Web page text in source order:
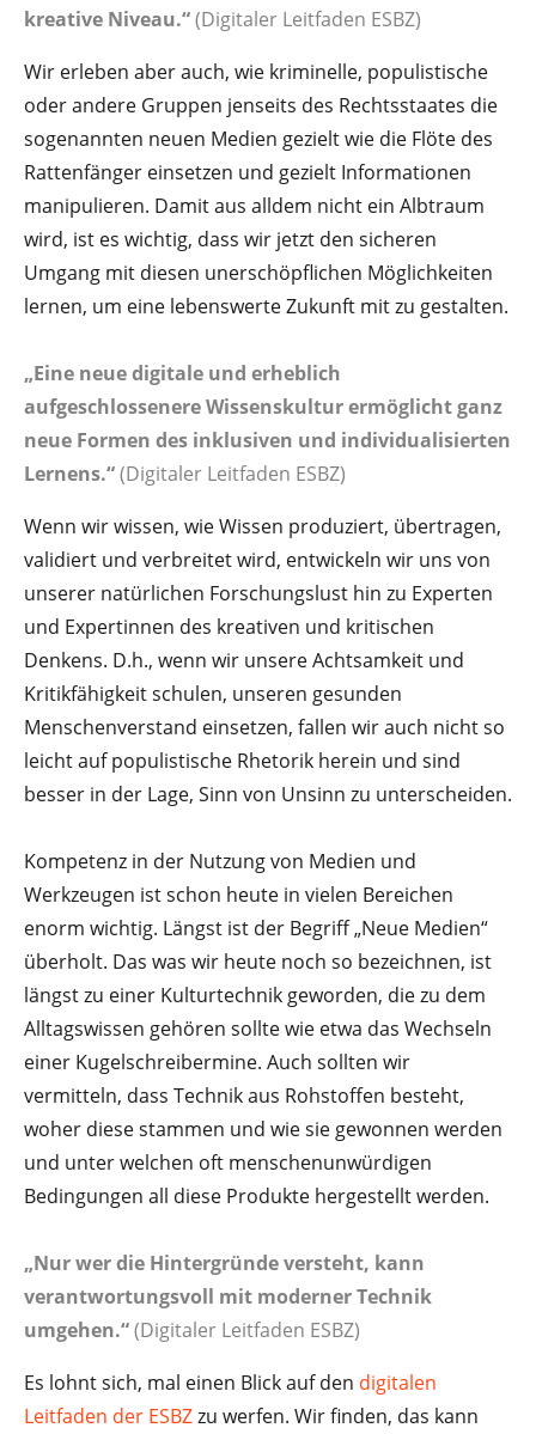
kreative Niveau.“(Digitaler Leitfaden ESBZ)
Wir erleben aber auch, wie kriminelle, populistische
oder andere Gruppen jenseits des Rechtsstaates die
sogenannten neuen Medien gezielt wie die Flöte des
Rattenfänger einsetzen und gezielt Informationen
manipulieren. Damit aus alldem nicht ein Albtraum
wird, ist es wichtig, dass wir jetzt den sicheren
Umgang mit diesen unerschöpflichen Möglichkeiten
lernen, um eine lebenswerte Zukunft mit zu gestalten.
„Eine neue digitale und erheblich
aufgeschlossenere Wissenskultur ermöglicht ganz
neue Formen des inklusiven und individualisierten
Lernens.“(Digitaler Leitfaden ESBZ)
Wenn wir wissen, wie Wissen produziert, übertragen,
validiert und verbreitet wird, entwickeln wir uns von
unserer natürlichen Forschungslust hin zu Experten
und Expertinnen des kreativen und kritischen
Denkens. D.h., wenn wir unsere Achtsamkeit und
Kritikfähigkeit schulen, unseren gesunden
Menschenverstand einsetzen, fallen wir auch nicht so
leicht auf populistische Rhetorik herein und sind
besser in der Lage, Sinn von Unsinn zu unterscheiden.
Kompetenz in der Nutzung von Medien und
Werkzeugen ist schon heute in vielen Bereichen
enorm wichtig. Längst ist der Begriff „Neue Medien“
überholt. Das was wir heute noch so bezeichnen, ist
längst zu einer Kulturtechnik geworden, die zu dem
Alltagswissen gehören sollte wie etwa das Wechseln
einer Kugelschreibermine. Auch sollten wir
vermitteln, dass Technik aus Rohstoffen besteht,
woher diese stammen und wie sie gewonnen werden
und unter welchen oft menschenunwürdigen
Bedingungen all diese Produkte hergestellt werden.
„Nur wer die Hintergründe versteht, kann
verantwortungsvoll mit moderner Technik
umgehen.“(Digitaler Leitfaden ESBZ)
Es lohnt sich, mal einen Blick auf den digitalen
Leitfaden der ESBZzu werfen. Wir finden, das kann